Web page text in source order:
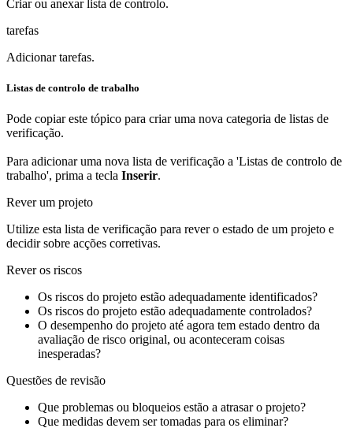
Criar ou anexarlista de controlo.
tarefas
Adicionar tarefas.
Listas de controlo de trabalho
Pode copiar este tópico para criar uma nova categoria de listas de
verificação.
Para adicionar uma nova lista de verificação a 'Listas de controlo de
trabalho', prima a tecla Inserir.
Rever um projeto
Utilize esta lista de verificação para rever o estado de um projeto e
decidir sobre acções corretivas.
Rever os riscos
Os riscos do projeto estão adequadamente identificados?
Os riscos do projeto estão adequadamente controlados?
O desempenho do projeto até agora tem estado dentro da
avaliação de risco original, ou aconteceram coisas
inesperadas?
Questões de revisão
Que problemas ou bloqueios estão a atrasar o projeto?
Que medidas devem ser tomadas para os eliminar?